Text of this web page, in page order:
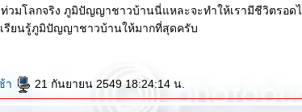
มโลกจริง ภูมิปัญญาชาวบ้านนี่แหละจะทำให้เรามีชีวิตรอด
รียนรู้ภูมิปัญญาชาวบ้านให้มากที่สุดครับ
า 21 กันยายน 2549 18:24:14 น.